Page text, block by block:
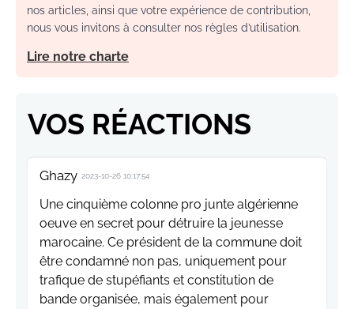
nos articles, ainsi que votre expérience de contribution,
nous vous invitons à consulter nos règles d’utilisation.
Lire notre charte
VOS RÉACTIONS
Ghazy 2023-10-26 10:17:54
Une cinquième colonne pro junte algérienne
oeuve en secret pour détruire la jeunesse
marocaine. Ce président de la commune doit
être condamné non pas, uniquement pour
trafique de stupéfiants et constitution de
bande organisée, mais également pour